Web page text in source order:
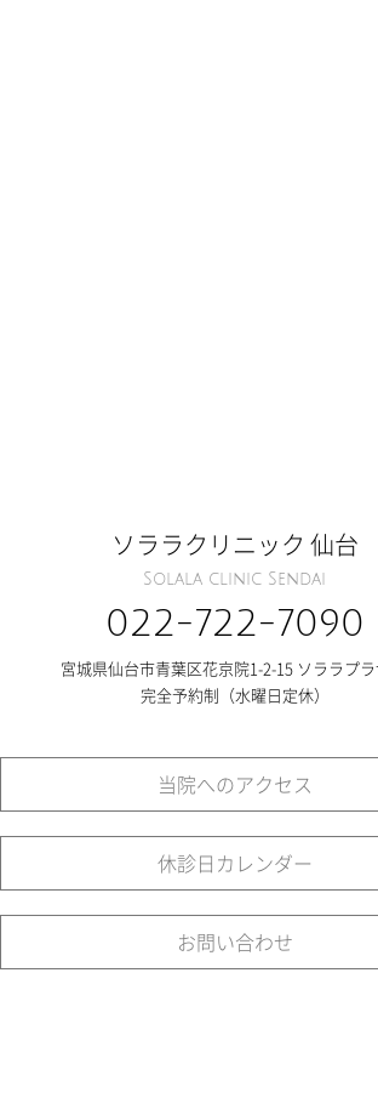
ソララクリニック 仙台
Solala clinic Sendai
022-722-7090
宮城県仙台市青葉区花京院1-2-15 ソララプ
完全予約制（水曜日定休）
当院へのアクセス
休診日カレンダー
お問い合わせ